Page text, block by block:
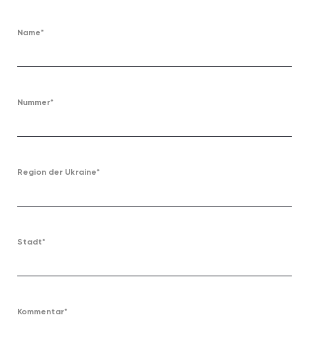
Name*
Nummer*
Region der Ukraine*
Stadt*
Kommentar*